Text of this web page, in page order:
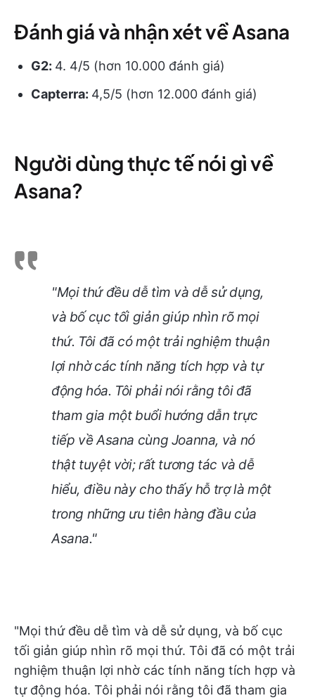
Đánh giá và nhận xét về Asana
G2: 4. 4/5 (hơn 10.000 đánh giá)
Capterra: 4,5/5 (hơn 12.000 đánh giá)
Người dùng thực tế nói gì về
Asana?
"Mọi thứ đều dễ tìm và dễ sử dụng,
và bố cục tối giản giúp nhìn rõ mọi
thứ. Tôi đã có một trải nghiệm thuận
lợi nhờ các tính năng tích hợp và tự
động hóa. Tôi phải nói rằng tôi đã
tham gia một buổi hướng dẫn trực
tiếp về Asana cùng Joanna, và nó
thật tuyệt vời; rất tương tác và dễ
hiểu, điều này cho thấy hỗ trợ là một
trong những ưu tiên hàng đầu của
Asana."
"Mọi thứ đều dễ tìm và dễ sử dụng, và bố cục
tối giản giúp nhìn rõ mọi thứ. Tôi đã có một trải
nghiệm thuận lợi nhờ các tính năng tích hợp và
tự động hóa. Tôi phải nói rằng tôi đã tham gia